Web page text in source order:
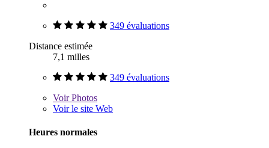
349 évaluations
Distance estimée
7,1 milles
349 évaluations
VoirPhotos
Voir le site Web
Heures normales